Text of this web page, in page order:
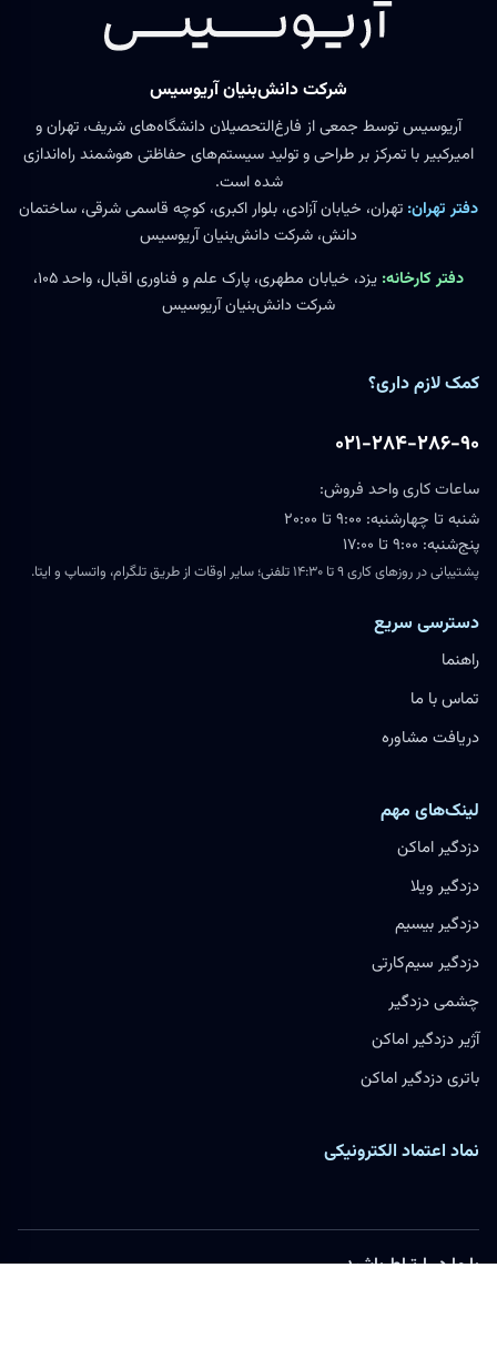
شرکت دانش‌بنیان آریوسیس
آریوسیس توسط جمعی از فارغ‌التحصیلان دانشگاه‌های شریف، تهران و
امیرکبیر با تمرکز بر طراحی و تولید سیستم‌های حفاظتی هوشمند راه‌اندازی
شده است.
دفتر تهران: تهران، خیابان آزادی، بلوار اکبری، کوچه قاسمی شرقی، ساختمان
دانش، شرکت دانش‌بنیان آریوسیس
دفتر کارخانه:
یزد، خیابان مطهری، پارک علم و فناوری اقبال، واحد ۱۰۵،
شرکت دانش‌بنیان آریوسیس
کمک لازم داری؟
۰۲۱-۲۸۴-۲۸۶-۹۰
ساعات کاری واحد فروش:
شنبه تا چهارشنبه: ۹:۰۰ تا ۲۰:۰۰
پنج‌شنبه: ۹:۰۰ تا ۱۷:۰۰
پشتیبانی در روزهای کاری ۹ تا ۱۴:۳۰ تلفنی؛ سایر اوقات از طریق تلگرام، واتساپ و ایتا.
دسترسی سریع
راهنما
تماس با ما
دریافت مشاوره
لینک‌های مهم
دزدگیر اماکن
دزدگیر ویلا
دزدگیر بیسیم
دزدگیر سیم‌کارتی
چشمی دزدگیر
آژیر دزدگیر اماکن
باتری دزدگیر اماکن
نماد اعتماد الکترونیکی
با ما در ارتباط باشید